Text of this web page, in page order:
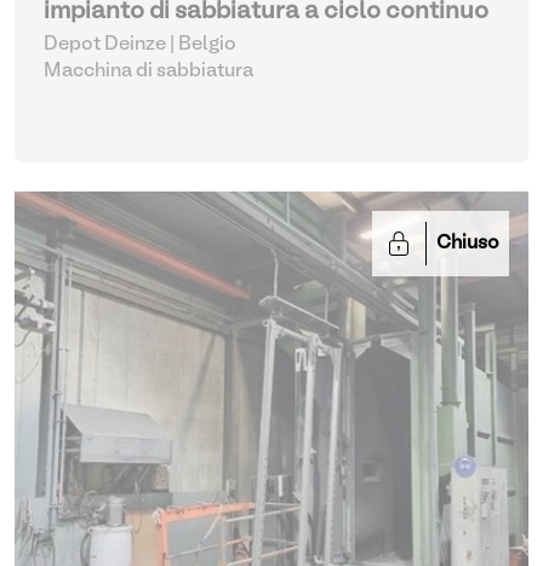
impianto di sabbiatura a ciclo continuo
Depot Deinze | Belgio
Macchina di sabbiatura
Chiuso